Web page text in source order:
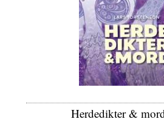
Herdedikter &